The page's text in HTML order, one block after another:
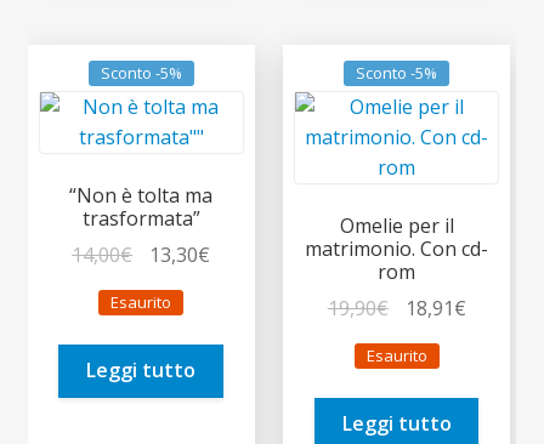
Sconto -5%
“Non è tolta ma
trasformata”
14,00€
prezzo
originale
era:
14,00€.
13,30€
è:
Esaurito
Leggi tutto
Sconto -5%
Omelie per il
matrimonio. Con cd-
rom
19,90€
prezzo
originale
era:
19,90€.
18,91€Il
è:
Esaurito
Leggi tutto